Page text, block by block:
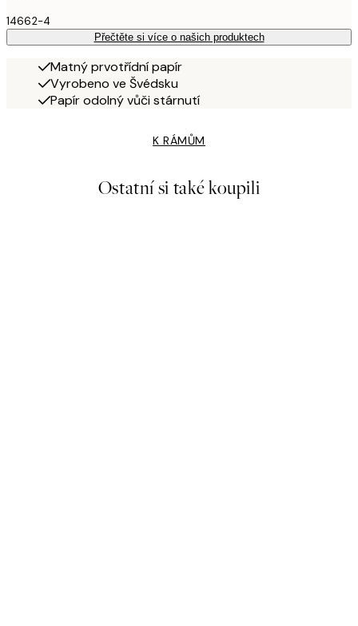
14662-4
Přečtěte si více o našich produktech
Matný prvotřídní papír
Vyrobeno ve Švédsku
Papír odolný vůči stárnutí
K RÁMŮM
Ostatní si také koupili